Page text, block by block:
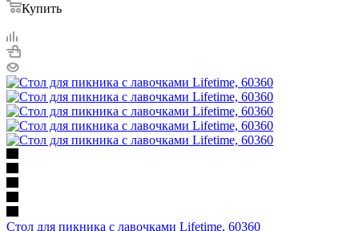
Купить
Стол для пикника с лавочками Lifetime, 60360